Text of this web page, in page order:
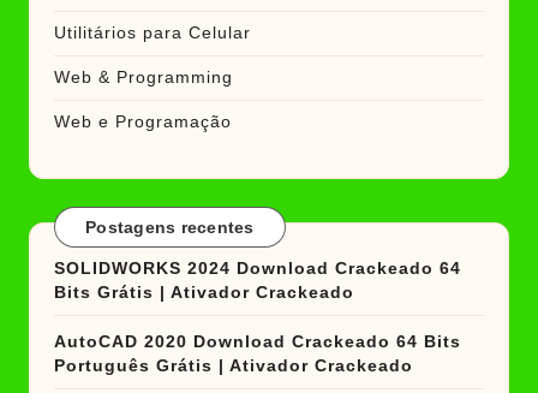
Utilitários para Celular
Web & Programming
Web e Programação
Postagens recentes
SOLIDWORKS 2024 Download Crackeado 64
Bits Grátis | Ativador Crackeado
AutoCAD 2020 Download Crackeado 64 Bits
Português Grátis | Ativador Crackeado